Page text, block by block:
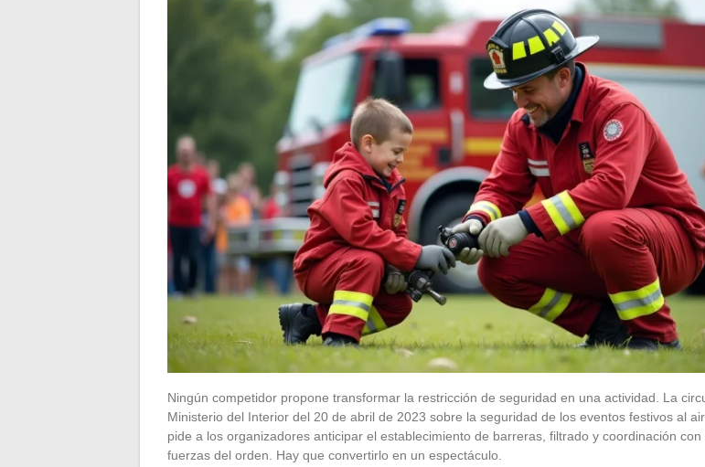
Ningún competidor propone transformar la restricción de seguridad en una actividad. La
Ministerio del Interior del 20 de abril de 2023 sobre la seguridad de los eventos festivos al
pide a los organizadores anticipar el establecimiento de barreras, filtrado y coordinación con
fuerzas del orden. Hay que convertirlo en un espectáculo.